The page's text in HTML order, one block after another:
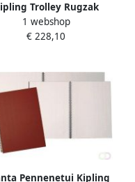
Trolley Rugzak
Giorno''Playful Grey''
1 webshop
€ 228,10
Pennenetui Kipling